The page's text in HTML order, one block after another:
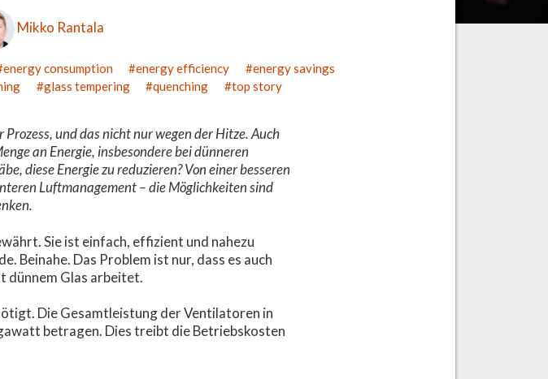
Mikko Rantala
energy consumption energy efficiency
energy savings
glass tempering quenching top story
und das nicht nur wegen der Hitze. Auch
an Energie, insbesondere bei dünneren
diese Energie zu reduzieren? Von einer besseren
Luftmanagement – die Möglichkeiten sind
Sie ist einfach, effizient und nahezu
Beinahe. Das Problem ist nur, dass es auch
dünnem Glas arbeitet.
Die Gesamtleistung der Ventilatoren in
betragen. Dies treibt die Betriebskosten